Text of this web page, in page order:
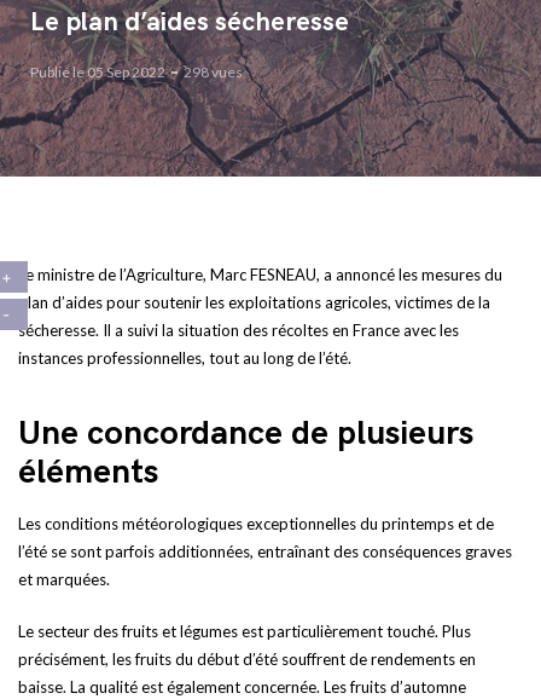
Le plan d’aides sécheresse
Publié le 05 Sep 2022 298 vues
Le ministre de l’Agriculture, Marc FESNEAU, a annoncé les mesures du
plan d’aides pour soutenir les exploitations agricoles, victimes de la
sécheresse. Il a suivi la situation des récoltes en France avec les
instances professionnelles, tout au long de l’été.
Une concordance de plusieurs
éléments
Les conditions météorologiques exceptionnelles du printemps et de
l’été se sont parfois additionnées, entraînant des conséquences graves
et marquées.
Le secteur des fruits et légumes est particulièrement touché. Plus
précisément, les fruits du début d’été souffrent de rendements en
baisse. La qualité est également concernée. Les fruits d’automne